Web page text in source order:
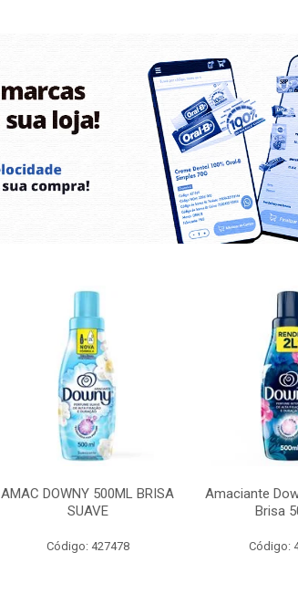
AMAC DOWNY 500ML BRISA
SUAVE
Código: 427478
Amaciante
Brisa
Código: